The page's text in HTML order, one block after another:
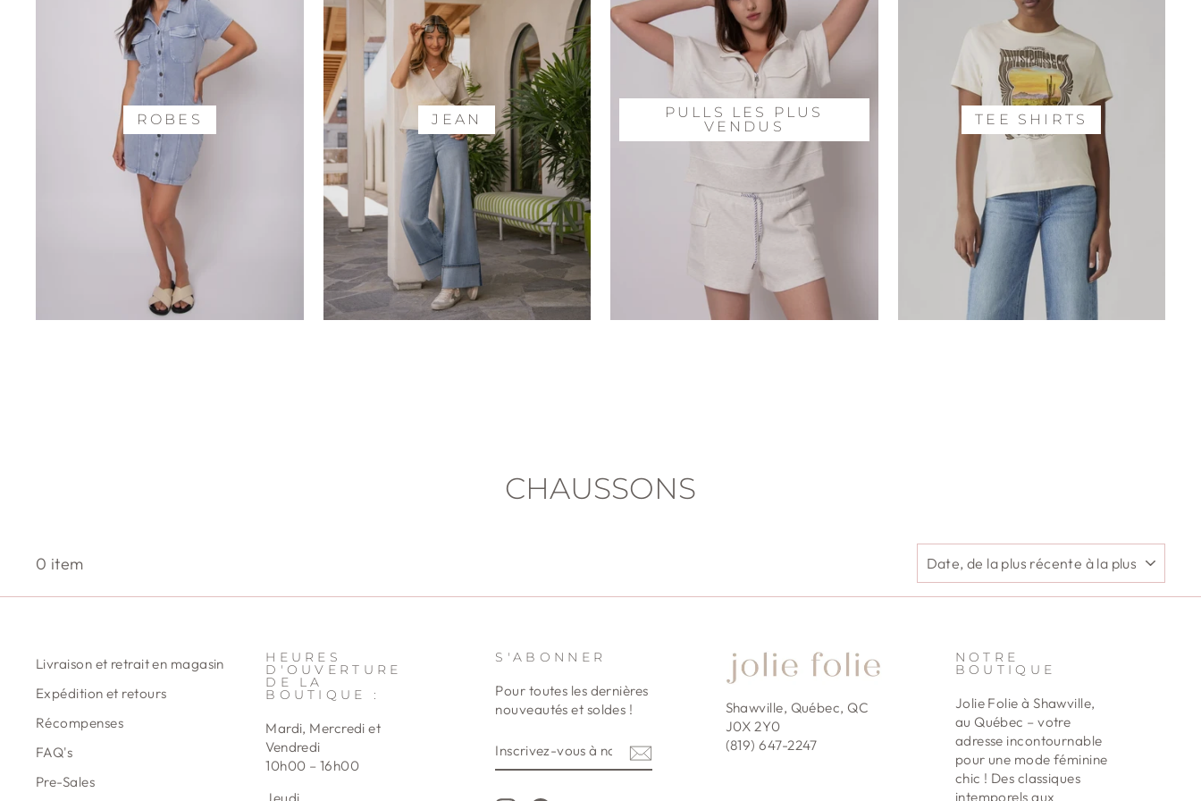
ROBES JEAN
PULLS LES PLUS
VENDUS
TEE SHIRTS
CHAUSSONS
0 item
Livraison et retrait en magasin
Expédition et retours
Récompenses
FAQ's
Pre-Sales
HEURES
D'OUVERTURE
DE LA
BOUTIQUE :
Mardi, Mercredi et
Vendredi
10h00 – 16h00
S'ABONNER
Pour toutes les dernières
nouveautés et soldes !
VOUS
À
Shawville, Québec, QC
J0X 2Y0
(819) 647-2247
NOTRE
BOUTIQUE
Jolie Folie à Shawville,
au Québec – votre
adresse incontournable
pour une mode féminine
chic ! Des classiques
intemporels aux